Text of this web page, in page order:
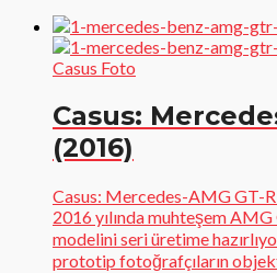
Casus Foto
Casus:
(2016)
Casus: Mercedes-AMG GT-
2016 yılında muhteşem
modelini seri üretime
prototip fotoğrafçıların